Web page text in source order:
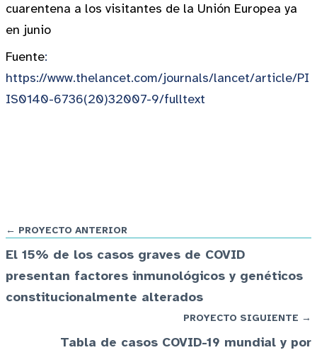
cuarentena a los visitantes de la Unión Europea ya
en junio
Fuente:
https://www.thelancet.com/journals/lancet/article/PI
IS0140-6736(20)32007-9/fulltext
← PROYECTO ANTERIOR
El 15% de los casos graves de COVID
presentan factores inmunológicos y genéticos
constitucionalmente alterados
PROYECTO SIGUIENTE →
Tabla de casos COVID-19 mundial y por